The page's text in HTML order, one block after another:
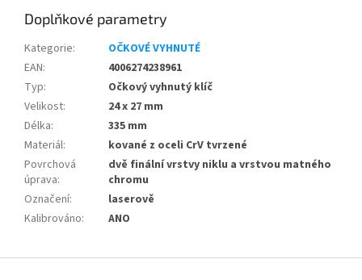
Doplňkové parametry
Kategorie:
OČKOVÉ VYHNUTÉ
EAN:
4006274238961
Typ:
Očkový vyhnutý klíč
Velikost:
24 x 27 mm
Délka:
335 mm
Materiál:
kované z oceli CrV tvrzené
Povrchová
úprava:
dvě finální vrstvy niklu a vrstvou matného
chromu
Označení:
laserově
Kalibrováno: ANO